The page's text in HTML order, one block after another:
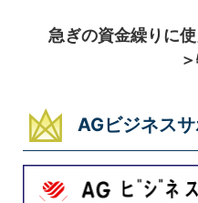
急ぎの資金繰りに
AGビジネス